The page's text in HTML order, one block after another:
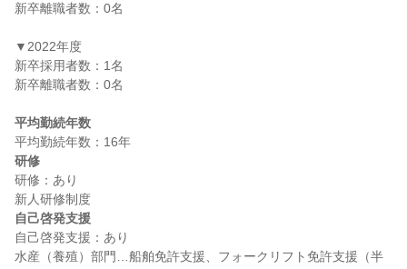
新卒離職者数：0名
▼2022年度
新卒採用者数：1名
新卒離職者数：0名
平均勤続年数
研修
研修：あり
自己啓発支援
自己啓発支援：あり
水産（養殖）部門…船舶免許支援、フォークリフト免許支援（半